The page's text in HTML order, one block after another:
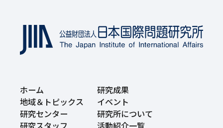
ホーム
研究成果
地域＆トピックス
イベント
研究センター
研究所について
研究スタッフ
活動紹介一覧